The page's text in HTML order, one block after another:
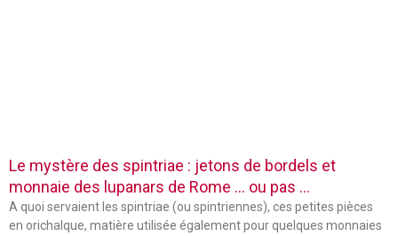
Le mystère des spintriae : jetons de bordels et
monnaie des lupanars de Rome … ou pas …
A quoi servaient les spintriae (ou spintriennes), ces petites pièces
en orichalque, matière utilisée également pour quelques monnaies